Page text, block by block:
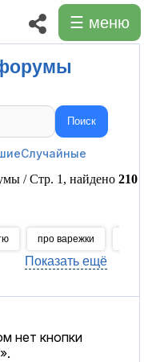
☰ меню
Поиск
Случайные
/ Стр. 1, найдено 210
про варежки
Показать ещё
нет кнопки